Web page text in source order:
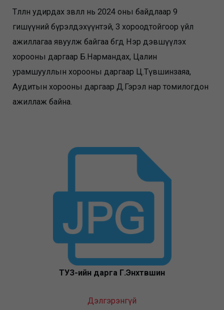
Төлөөлөн удирдах зөвлөл нь 2024 оны байдлаар 9
гишүүний бүрэлдэхүүнтэй, 3 хороодтойгоор үйл
ажиллагаа явуулж байгаа бөгөөд Нэр дэвшүүлэх
хорооны даргаар Б.Нармандах, Цалин
урамшууллын хорооны даргаар Ц.Түвшинзаяа,
Аудитын хорооны даргаар Д.Гэрэл нар томилогдон
ажиллаж байна.
ТУЗ-ийн дарга Г.Энхтүвшин
Дэлгэрэнгүй